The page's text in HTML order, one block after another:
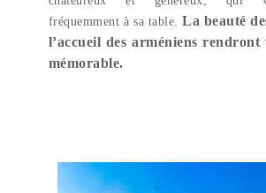
fréquemment à sa table.La beauté
l’accueil des arméniens rendront
mémorable.